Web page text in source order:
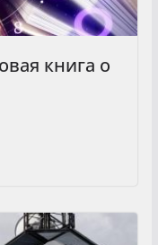
книга о